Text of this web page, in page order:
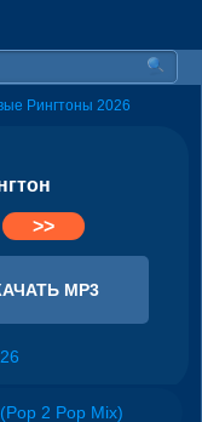
Рингтоны 2026
>>
MP3
2 Pop Mix)